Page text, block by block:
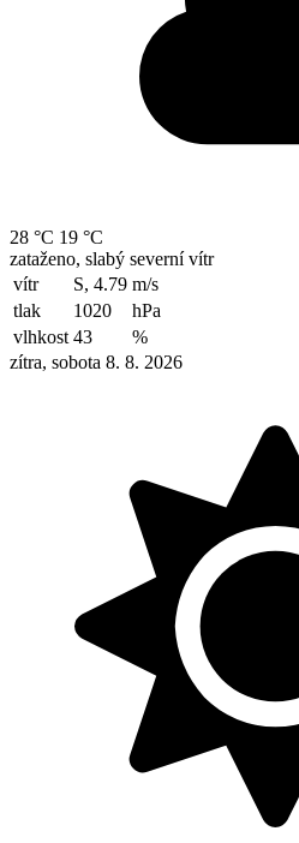
28 °C 19 °C
zataženo, slabý severní vítr
vítr
S, 4.79 m/s
tlak
1020
hPa
vlhkost 43
%
zítra, sobota 8. 8. 2026